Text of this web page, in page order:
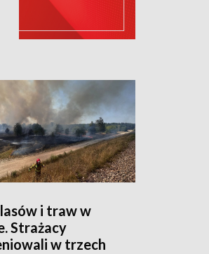
i traw w
Strażacy
w trzech